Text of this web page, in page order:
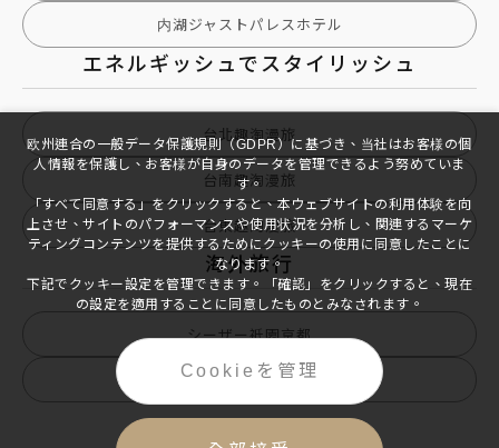
内湖ジャストパレスホテル
エネルギッシュでスタイリッシュ
台北趣淘漫旅
台南趣淘漫旅
台東趣淘漫旅
海外旅行
シーザー祗園京都
シーザー強羅クラブ箱根
欧州連合の一般データ保護規則（GDPR）に基づき、当社はお客様の個
人情報を保護し、お客様が自身のデータを管理できるよう努めていま
す。
「すべて同意する」をクリックすると、本ウェブサイトの利用体験を向
上させ、サイトのパフォーマンスや使用状況を分析し、関連するマーケ
ティングコンテンツを提供するためにクッキーの使用に同意したことに
なります。
下記でクッキー設定を管理できます。「確認」をクリックすると、現在
の設定を適用することに同意したものとみなされます。
Cookieを管理